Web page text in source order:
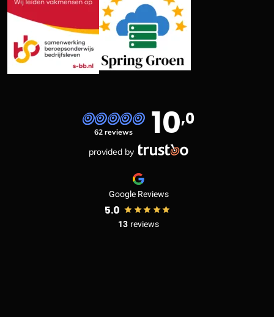
62 reviews 10,0
provided by
Google Reviews
5.0
13 reviews